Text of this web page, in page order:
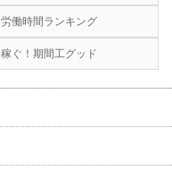
労働時間ランキング
稼ぐ！期間工グッド